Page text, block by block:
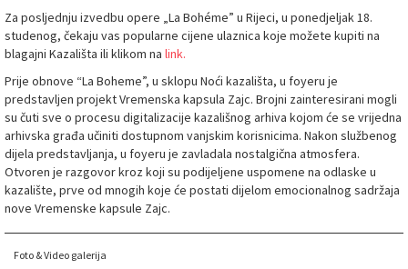
Za posljednju izvedbu opere „La Bohéme” u Rijeci, u ponedjeljak 18.
studenog, čekaju vas popularne cijene ulaznica koje možete kupiti na
blagajni Kazališta ili klikom na link.
Prije obnove “La Boheme”, u sklopu Noći kazališta, u foyeru je
predstavljen projekt Vremenska kapsula Zajc. Brojni zainteresirani mogli
su čuti sve o procesu digitalizacije kazališnog arhiva kojom će se vrijedna
arhivska građa učiniti dostupnom vanjskim korisnicima. Nakon službenog
dijela predstavljanja, u foyeru je zavladala nostalgična atmosfera.
Otvoren je razgovor kroz koji su podijeljene uspomene na odlaske u
kazalište, prve od mnogih koje će postati dijelom emocionalnog sadržaja
nove Vremenske kapsule Zajc.
Foto & Video galerija